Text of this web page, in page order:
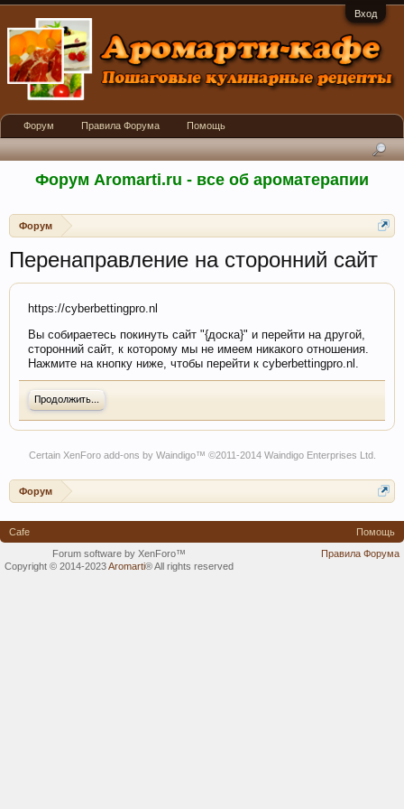
Вход
Форум Aromarti.ru - все об ароматерапии
Форум
Перенаправление на сторонний сайт
https://cyberbettingpro.nl
Вы собираетесь покинуть сайт "{доска}" и перейти на другой,
сторонний сайт, к которому мы не имеем никакого отношения.
Нажмите на кнопку ниже, чтобы перейти к cyberbettingpro.nl.
Продолжить...
Certain XenForo add-ons by Waindigo™ ©2011-2014 Waindigo Enterprises Ltd.
Форум
Форум Правила Форума Помощь
Cafe
Помощь
Правила Форума
Forum software by XenForo™
Copyright © 2014-2023Aromarti®All rights reserved